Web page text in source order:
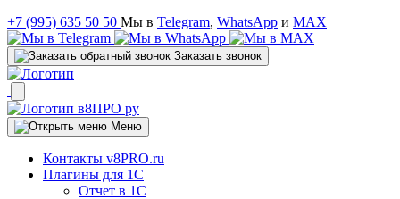
+7 (995) 635 50 50 Мы в Telegram, WhatsApp и MAX
Заказать звонок
Меню
Контакты v8PRO.ru
Плагины для 1С
Отчет в 1С